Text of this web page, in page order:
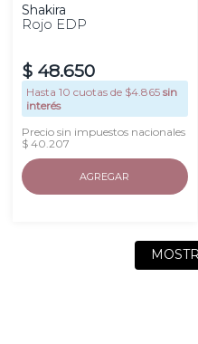
Shakira
Rojo EDP
$ 48.650
Hasta 10 cuotas de $4.865 sin
interés
Precio sin impuestos nacionales
$ 40.207
AGREGAR